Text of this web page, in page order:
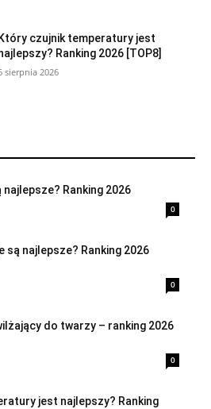
Który czujnik temperatury jest
Ranking 2026 [TOP8]
sierpnia 2026
Ranking 2026
0
są najlepsze? Ranking 2026
0
do twarzy – ranking 2026
0
jest najlepszy? Ranking